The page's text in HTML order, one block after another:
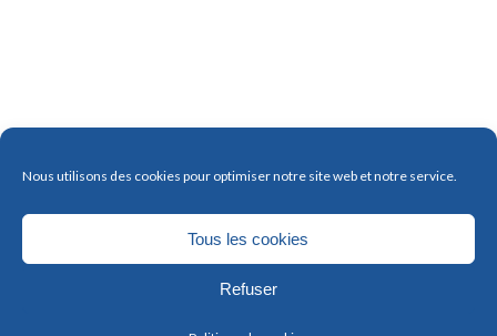
Nous utilisons des cookies pour optimiser notre site web et notre service.
Tous les cookies
Refuser
mentions légales -CGU